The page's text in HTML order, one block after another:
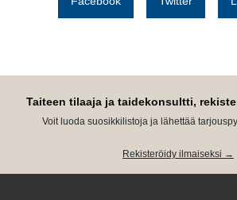
Taiteen tilaaja ja taidekonsultti,
Voit luoda suosikkilistoja ja lähettää
Rekisteröidy ilmaiseksi →